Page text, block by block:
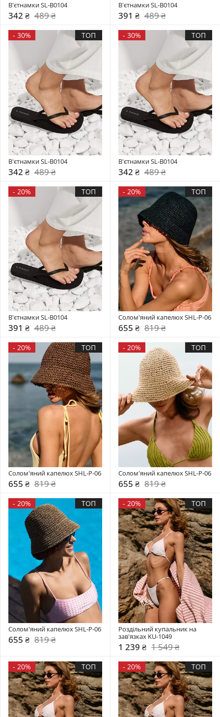
В'єтнамки SL-B0104
342 ₴ 489 ₴
В'єтнамки SL-B0104
391 ₴ 489 ₴
- 30% ТОП
В'єтнамки SL-B0104
342 ₴ 489 ₴
- 30% ТОП
В'єтнамки SL-B0104
342 ₴ 489 ₴
- 20% ТОП
В'єтнамки SL-B0104
391 ₴ 489 ₴
- 20% ТОП
Солом'яний капелюх SHL-P-06
655 ₴ 819 ₴
- 20% ТОП
Солом'яний капелюх SHL-P-06
655 ₴ 819 ₴
- 20% ТОП
Солом'яний капелюх SHL-P-06
655 ₴ 819 ₴
- 20% ТОП
Солом'яний капелюх SHL-P-06
655 ₴ 819 ₴
- 20% ТОП
Роздільний купальник на
зав'язках KU-1049
1 239 ₴ 1 549 ₴
- 20% ТОП - 20% ТОП